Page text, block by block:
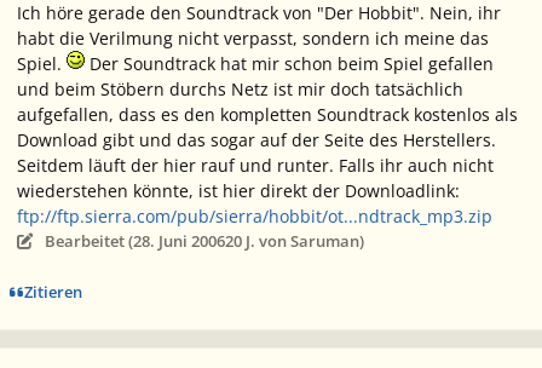
Ich höre gerade den Soundtrack von "Der Hobbit". Nein, ihr
habt die Verilmung nicht verpasst, sondern ich meine das
Spiel.
Der Soundtrack hat mir schon beim Spiel gefallen
und beim Stöbern durchs Netz ist mir doch tatsächlich
aufgefallen, dass es den kompletten Soundtrack kostenlos als
Download gibt und das sogar auf der Seite des Herstellers.
Seitdem läuft der hier rauf und runter. Falls ihr auch nicht
wiederstehen könnte, ist hier direkt der Downloadlink:
ftp://ftp.sierra.com/pub/sierra/hobbit/ot...ndtrack_mp3.zip
Bearbeitet (28. Juni 200620 J. von Saruman)
Zitieren